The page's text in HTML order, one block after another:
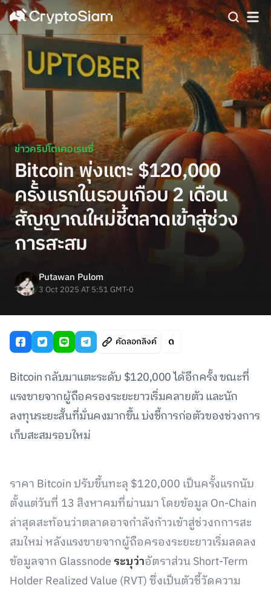
ข่าวคริปโตเคอเรนซี่
Bitcoin พุ่งแตะ $120,000
ครั้งแรกในรอบเกือบ 2 เดือน
สัญญาณใหม่ชี้ตลาดเข้าสู่ช่วง
การสะสม
Putawan Pulom
3 Oct 2025 AT 5:51 GMT-0
คัดลอกลิงค์
Bitcoin กลับมาแตะระดับ $120,000 ได้อีกครั้ง ขณะที่
แรงขายจากผู้ถือครองระยะยาวเริ่มคลายตัว และนัก
ลงทุนระยะสั้นที่มั่นคงมากขึ้น บ่งชี้การก่อตัวของช่วงการ
เก็บสะสมรอบใหม่
ราคา Bitcoin ปรับขึ้นทะลุ $120,000 เป็นครั้งแรกนับ
ตั้งแต่วันที่ 13 สิงหาคมที่ผ่านมา โดยข้อมูล On-Chain
ล่าสุดสะท้อนว่าตลาดอาจกำลังก้าวเข้าสู่ช่วงกการสะ
สมใหม่ หลังแรงขายจากผู้ถือครองระยะยาวเริ่มลดลง
ข้อมูลจาก Glassnode ระบุว่าอัตราส่วน Short-Term
Holder Realized Value (RVT) ซึ่งเป็นตัวชี้วัดความ